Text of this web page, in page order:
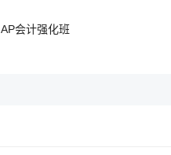
AP会计强化班